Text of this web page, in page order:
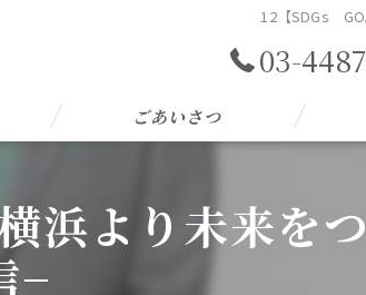
12【SDGs
03-
ごあいさつ
より未来を
−